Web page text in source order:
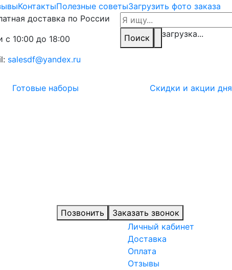
КонтактыПолезные советыЗагрузить фото заказа
доставка по России
с 10:00 до 18:00
salesdf@yandex.ru
Поиск загрузка...
Готовые наборы Скидки и акции дня
Позвонить
Заказать звонок
Личный кабинет
Доставка
Оплата
Отзывы